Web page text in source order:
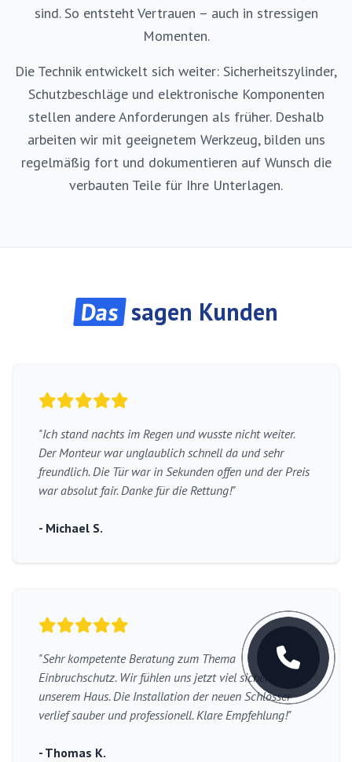
sind. So entsteht Vertrauen – auch in stressigen
Momenten.
Die Technik entwickelt sich weiter: Sicherheitszylinder,
Schutzbeschläge und elektronische Komponenten
stellen andere Anforderungen als früher. Deshalb
arbeiten wir mit geeignetem Werkzeug, bilden uns
regelmäßig fort und dokumentieren auf Wunsch die
verbauten Teile für Ihre Unterlagen.
Das sagen Kunden
"Ich stand nachts im Regen und wusste nicht weiter.
Der Monteur war unglaublich schnell da und sehr
freundlich. Die Tür war in Sekunden offen und der Preis
war absolut fair. Danke für die Rettung!"
- Michael S.
"Sehr kompetente Beratung zum Thema
Einbruchschutz. Wir fühlen uns jetzt viel sicherer in
unserem Haus. Die Installation der neuen Schlösser
verlief sauber und professionell. Klare Empfehlung!"
- Thomas K.